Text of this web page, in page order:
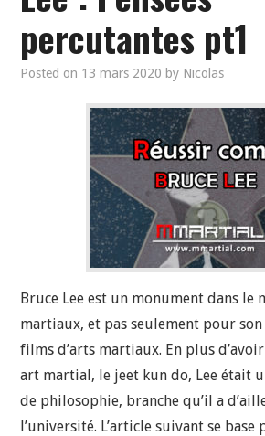
percutantes pt1
Posted on 13 mars 2020 by Nicolas
Bruce Lee est un monument dans le
martiaux, et pas seulement pour
films d’arts martiaux. En plus
art martial, le jeet kun do, Lee était
de philosophie, branche qu’il a
l’université. L’article suivant se